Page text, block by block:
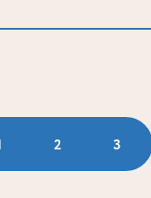
2 3